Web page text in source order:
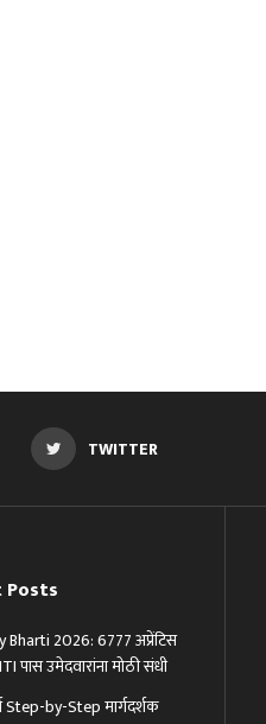
TWITTER
Posts
2026: 6777 अप्रेंटिस
पास उमेदवारांना मोठी संधी
by-Step मार्गदर्शक